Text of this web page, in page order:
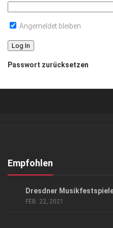
Angemeldet bleiben
Passwort zurücksetzen
Kontakt, Impressum
Empfohlen
Dresdner
FEB. 22, 2021